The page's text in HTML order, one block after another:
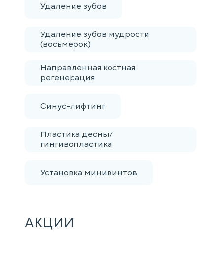
Удаление зубов
Удаление зубов мудрости
(восьмерок)
Направленная костная
регенерация
Синус-лифтинг
Пластика десны/
гингивопластика
Установка минивинтов
АКЦИИ